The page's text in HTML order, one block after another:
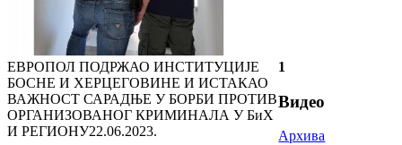
ЕВРОПОЛ ПОДРЖАО ИНСТИТУЦИЈЕ
БОСНЕ И ХЕРЦЕГОВИНЕ И ИСТАКАО
ВАЖНОСТ САРАДЊЕ У БОРБИ ПРОТИВ
ОРГАНИЗОВАНОГ КРИМИНАЛА У БиХ
И РЕГИОНУ22.06.2023.
1
Видео
Архива